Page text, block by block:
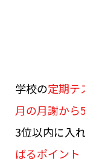
学校の定期テ
月の月謝から
3位以内に入
ばるポイント